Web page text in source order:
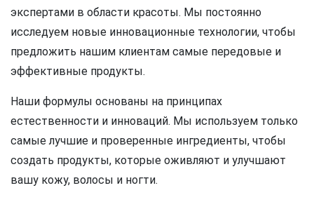
экспертами в области красоты. Мы постоянно
исследуем новые инновационные технологии, чтобы
предложить нашим клиентам самые передовые и
эффективные продукты.
Наши формулы основаны на принципах
естественности и инноваций. Мы используем только
самые лучшие и проверенные ингредиенты, чтобы
создать продукты, которые оживляют и улучшают
вашу кожу, волосы и ногти.